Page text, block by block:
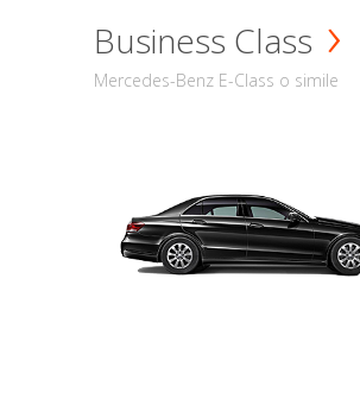
Business Class
Mercedes-Benz E-Class o simile